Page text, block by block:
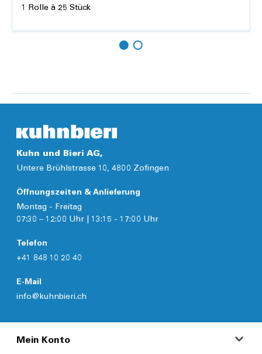
1 Rolle à 25 Stück
Kuhn und Bieri AG,
Untere Brühlstrasse 10, 4800 Zofingen
Öffnungszeiten & Anlieferung
Montag - Freitag
07:30 – 12:00 Uhr | 13:15 - 17:00 Uhr
Telefon
+41 848 10 20 40
E-Mail
info@kuhnbieri.ch
Mein Konto